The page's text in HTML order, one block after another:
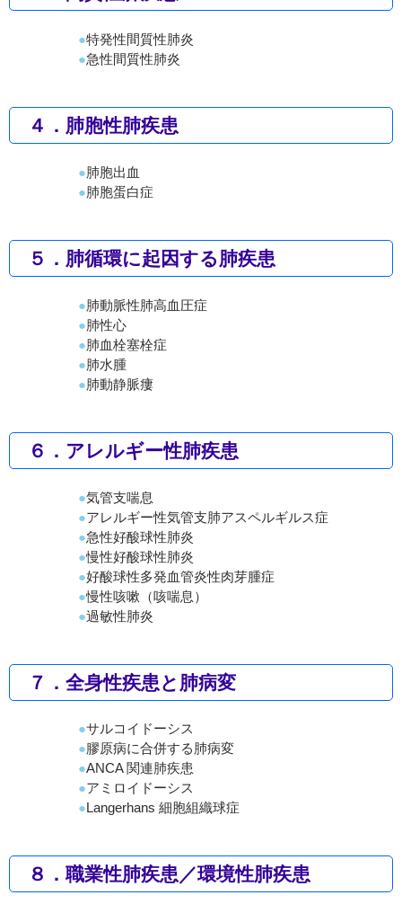
特発性間質性肺炎
急性間質性肺炎
４．肺胞性肺疾患
肺胞出血
肺胞蛋白症
５．肺循環に起因する肺疾患
肺動脈性肺高血圧症
肺性心
肺血栓塞栓症
肺水腫
肺動静脈瘻
６．アレルギー性肺疾患
気管支喘息
アレルギー性気管支肺アスペルギルス症
急性好酸球性肺炎
慢性好酸球性肺炎
好酸球性多発血管炎性肉芽腫症
慢性咳嗽（咳喘息）
過敏性肺炎
７．全身性疾患と肺病変
サルコイドーシス
膠原病に合併する肺病変
ANCA 関連肺疾患
アミロイドーシス
Langerhans 細胞組織球症
８．職業性肺疾患／環境性肺疾患